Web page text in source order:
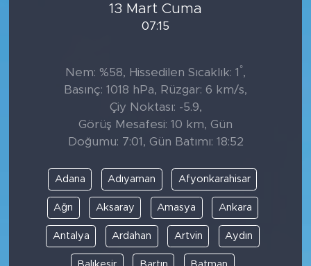
13 Mart Cuma
07:15
Nem: %58, Hissedilen Sıcaklık: 1 °,
Basınç: 1018 hPa, Rüzgar: 6 km/s,
Çiy Noktası: -5.9,
Görüş Mesafesi: 10 km, Gün
Doğumu: 7:01, Gün Batımı: 18:52
Adana Adıyaman Afyonkarahisar
Ağrı Aksaray Amasya Ankara
Antalya Ardahan Artvin Aydın